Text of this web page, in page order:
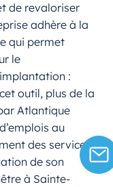
de revaloriser
adhère à la
qui permet
le
:
outil, plus de la
Atlantique
au
des services
de son
à Sainte-